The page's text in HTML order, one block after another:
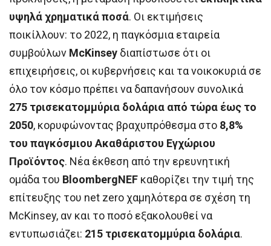
υψηλά χρηματικά ποσά. Οι εκτιμήσεις
ποικίλλουν: το 2022, η παγκόσμια εταιρεία
συμβούλων McKinsey διαπίστωσε ότι οι
επιχειρήσεις, οι κυβερνήσεις και τα νοικοκυριά σε
όλο τον κόσμο πρέπει να δαπανήσουν συνολικά
275 τρισεκατομμύρια δολάρια από τώρα έως το
2050, κορυφώνοντας βραχυπρόθεσμα στο 8,8%
του παγκόσμιου Ακαθάριστου Εγχώριου
Προϊόντος. Νέα έκθεση από την ερευνητική
ομάδα του BloombergNEF καθορίζει την τιμή της
επίτευξης του net zero χαμηλότερα σε σχέση τη
McKinsey, αν και το ποσό εξακολουθεί να
εντυπωσιάζει: 215 τρισεκατομμύρια δολάρια.